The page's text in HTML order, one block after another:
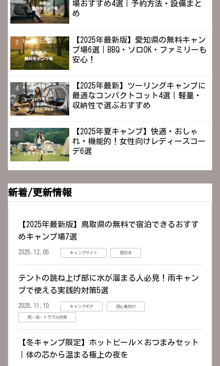
場おすすめ4選｜予約方法・設備まと
め
【2025年最新版】愛知県の無料キャン
プ場6選｜BBQ・ソロOK・ファミリーも
安心！
【2025年最新】ツーリングキャンプに
最適なコンパクトコット4選｜軽量・
収納性で選ぶおすすめ
【2025年夏キャンプ】快適・おしゃ
れ・機能的！女性向けレディースコー
デ6選
新着/更新情報
【2025年最新版】鳥取県の無料で宿泊できるおすす
めキャンプ場7選
2025.12.05 キャンプサイト 西日本
テントの跳ね上げ部に水が溜まる人必見！雨キャン
プで使える実践的対策5選
2025.11.10 キャンプギア 初心者向け
雨・虫・トラブル対策
【冬キャンプ限定】ホットビール×おつまみセット
｜体の芯から温まる極上の夜を